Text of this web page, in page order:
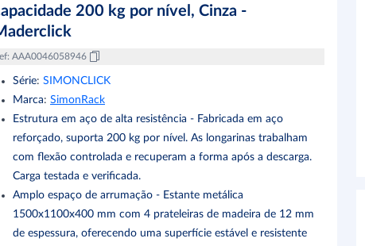
200 kg por nível, Cinza -
: AAA0046058946
Série: SIMONCLICK
Marca: SimonRack
Estrutura em aço de alta resistência - Fabricada em aço
reforçado, suporta 200 kg por nível. As longarinas trabalham
com flexão controlada e recuperam a forma após a descarga.
Carga testada e verificada.
Amplo espaço de arrumação - Estante metálica
1500x1100x400 mm com 4 prateleiras de madeira de 12 mm
de espessura, oferecendo uma superfície estável e resistente